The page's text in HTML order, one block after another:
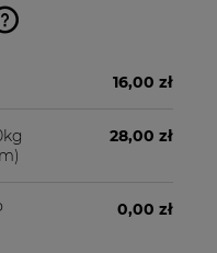
kosztów płatności
16,00 zł
28,00 zł
0,00 zł